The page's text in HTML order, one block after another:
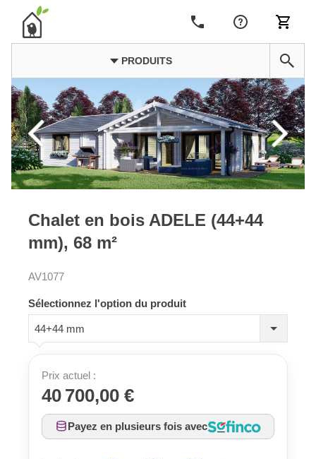
PRODUITS
Chalet en bois ADELE (44+44
mm), 68 m²
AV1077
Sélectionnez l'option du produit
44+44 mm
Prix actuel :
40 700,00 €
Payez en plusieurs fois avec